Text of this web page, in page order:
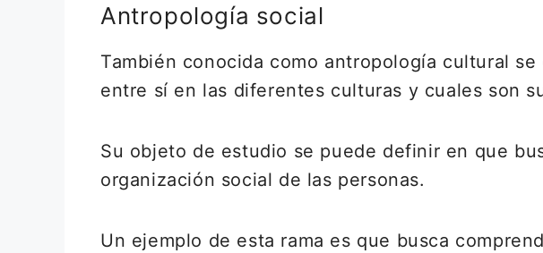
Antropología social
También conocida como antropología cultural
entre sí en las diferentes culturas y cuales son
Su objeto de estudio se puede definir en que
organización social de las personas.
Un ejemplo de esta rama es que busca